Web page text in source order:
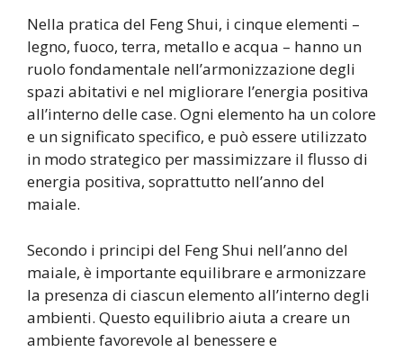
Nella pratica del Feng Shui, i cinque elementi –
legno, fuoco, terra, metallo e acqua – hanno un
ruolo fondamentale nell’armonizzazione degli
spazi abitativi e nel migliorare l’energia positiva
all’interno delle case. Ogni elemento ha un colore
e un significato specifico, e può essere utilizzato
in modo strategico per massimizzare il flusso di
energia positiva, soprattutto nell’anno del
maiale.
Secondo i principi del Feng Shui nell’anno del
maiale, è importante equilibrare e armonizzare
la presenza di ciascun elemento all’interno degli
ambienti. Questo equilibrio aiuta a creare un
ambiente favorevole al benessere e